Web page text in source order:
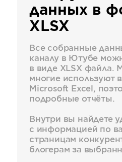
данных в
XLSX
Все собранные
каналу в Ютубе
в виде XLSX файла.
многие используют
Microsoft Excel,
подробные отчёты.
Внутри вы найдете
c информацией по
страницам
блогерам за